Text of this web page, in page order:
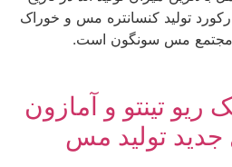
تولید کنسانتره مس و خوراک
مجتمع مس سونگون است.
ریو تینتو و آمازون
تولید مس